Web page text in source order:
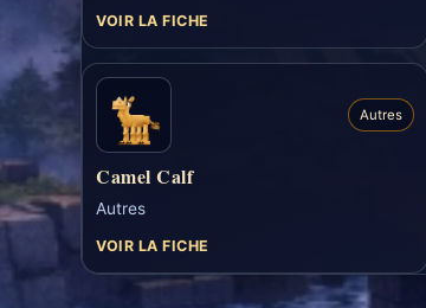
VOIR LA FICHE
Autres
Camel Calf
Autres
VOIR LA FICHE